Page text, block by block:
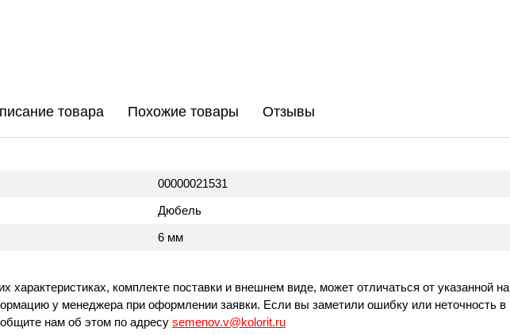
товара Похожие товары Отзывы
00000021531
Дюбель
6 мм
характеристиках, комплекте поставки и внешнем виде, может отличаться от указанной на
у менеджера при оформлении заявки. Если вы заметили ошибку или неточность в
нам об этом по адресу semenov.v@kolorit.ru